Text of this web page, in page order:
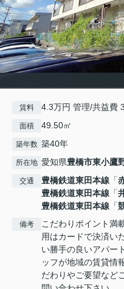
賃料 4.3万円 管理/共益費
面積 49.50㎡
築年数 築40年
所在地 愛知県豊橋市東小鷹
交通 豊橋鉄道東田本線 「
豊橋鉄道東田本線 「
豊橋鉄道東田本線 「
備考
こだわりポイント
用はカードで決済い
い勝手の良いアパー
ッフが地域の賃貸情
だわりやご要望など